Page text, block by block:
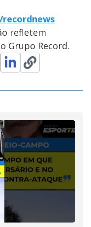
refletem
Grupo Record.